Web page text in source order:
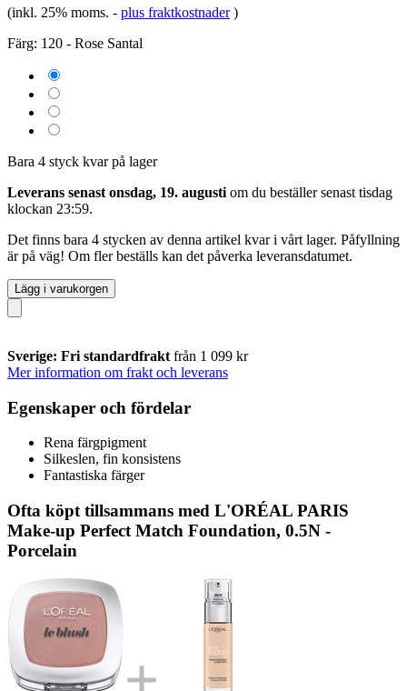
(inkl. 25% moms. - plus fraktkostnader )
Färg: 120 - Rose Santal
Bara 4 styck kvar på lager
Leverans senast onsdag, 19. augusti om du beställer senast tisdag
klockan 23:59.
Det finns bara 4 stycken av denna artikel kvar i vårt lager. Påfyllning
är på väg! Om fler beställs kan det påverka leveransdatumet.
Lägg i varukorgen
Sverige: Fri standardfrakt från 1 099 kr
Mer information om frakt och leverans
Egenskaper och fördelar
Rena färgpigment
Silkeslen, fin konsistens
Fantastiska färger
Ofta köpt tillsammans med L'ORÉAL PARIS
Make-up Perfect Match Foundation, 0.5N -
Porcelain